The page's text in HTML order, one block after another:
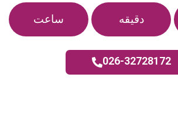
ساعت‌ دقیقه
026-32728172